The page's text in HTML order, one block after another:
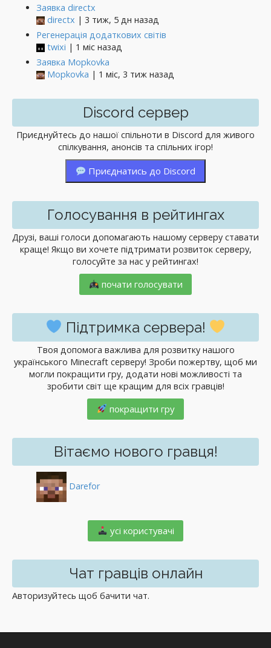
Заявка directx
directx | 3 тиж, 5 дн назад
Регенерація додаткових світів
twixi | 1 міс назад
Заявка Mopkovka
Mopkovka | 1 міс, 3 тиж назад
Discord сервер
Приєднуйтесь до нашої спільноти в Discord для живого
спілкування, анонсів та спільних ігор!
Приєднатись до Discord
Голосування в рейтингах
Друзі, ваші голоси допомагають нашому серверу ставати
краще! Якщо ви хочете підтримати розвиток серверу,
голосуйте за нас у рейтингах!
почати голосувати
Підтримка сервера!
Твоя допомога важлива для розвитку нашого
українського Minecraft серверу! Зроби пожертву, щоб ми
могли покращити гру, додати нові можливості та
зробити світ ще кращим для всіх гравців!
покращити гру
Вітаємо нового гравця!
Darefor
️ усі користувачі
Чат гравців онлайн
Авторизуйтесь щоб бачити чат.